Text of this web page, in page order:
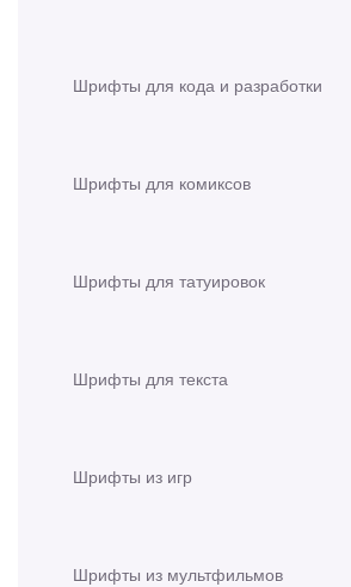
Шрифты для кода и разработки
Шрифты для комиксов
Шрифты для татуировок
Шрифты для текста
Шрифты из игр
Шрифты из мультфильмов